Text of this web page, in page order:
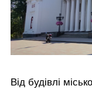
Від будівлі